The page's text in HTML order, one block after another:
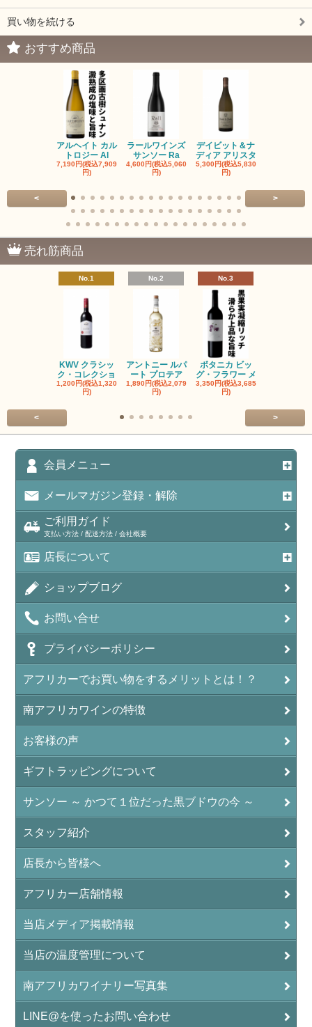
買い物を続ける
おすすめ商品
アルヘイト カル
トロジー Al
7,190円(税込7,909
円)
ラールワインズ
サンソー Ra
4,600円(税込5,060
円)
デイビット＆ナ
ディア アリスタ
5,300円(税込5,830
円)
< >
売れ筋商品
No.1
KWV クラシッ
ク・コレクショ
1,200円(税込1,320
円)
No.2
アントニー ルパ
ート プロテア
1,890円(税込2,079
円)
No.3
ボタニカ ビッ
グ・フラワー メ
3,350円(税込3,685
円)
< >
会員メニュー
メールマガジン登録・解除
ご利用ガイド
支払い方法 / 配送方法 / 会社概要
店長について
ショップブログ
お問い合せ
プライバシーポリシー
アフリカーでお買い物をするメリットとは！？
南アフリカワインの特徴
お客様の声
ギフトラッピングについて
サンソー ～ かつて１位だった黒ブドウの今 ～
スタッフ紹介
店長から皆様へ
アフリカー店舗情報
当店メディア掲載情報
当店の温度管理について
南アフリカワイナリー写真集
LINE@を使ったお問い合わせ